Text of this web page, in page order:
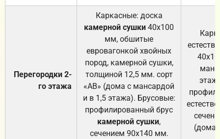
Перегородки 2-
го этажа
Каркасные: доска
камерной сушки 40х100
мм, обшитые
евровагонкой хвойных
пород, камерной сушки,
толщиной 12,5 мм. сорт
«АВ» (дома с мансардой
и в 1,5 этажа). Брусовые:
профилированный брус
камерной сушки,
сечением 90х140 мм.
(дома